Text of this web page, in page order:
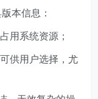
本信息：
用系统资源；
供用户选择，尤